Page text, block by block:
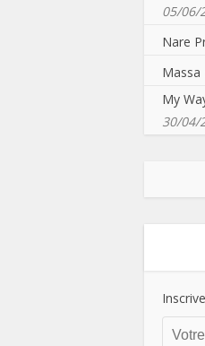
05/06/
Nare
Massa
My
30/04/